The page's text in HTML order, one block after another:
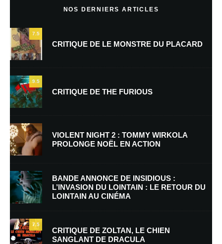
Nom*
E-mail
Enregistrer mon nom, mon e-mail et mon site dans le navigateur pour
mon prochain commentaire.
Prévenez-moi de tous les nouveaux commentaires par e-mail.
NOS DERNIERS ARTICLES
7.5
CRITIQUE DE LE MONSTRE DU PLACARD
9.5
CRITIQUE DE THE FURIOUS
VIOLENT NIGHT 2 : TOMMY WIRKOLA
PROLONGE NOËL EN ACTION
BANDE ANNONCE DE INSIDIOUS :
L’INVASION DU LOINTAIN : LE RETOUR DU
LOINTAIN AU CINÉMA
7.5
CRITIQUE DE ZOLTAN, LE CHIEN
SANGLANT DE DRACULA